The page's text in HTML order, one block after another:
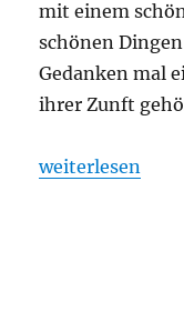
mit einem
schönen
Gedanken mal
ihrer Zunft
„Die
weiterlesen